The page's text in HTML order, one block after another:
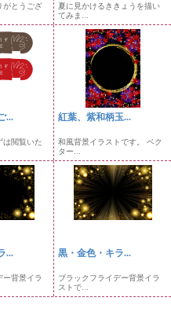
がとうござ
夏に見かけるききょうを描い
てみま...
...
は閲覧いた
紅葉、紫和柄玉...
和風背景イラストです。 ベク
ター...
...
ー背景イラ
黒・金色・キラ...
ブラックフライデー背景イラ
ストで...